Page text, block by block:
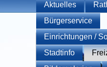
Aktuelles
Bürgerservice
Einrichtungen /
Stadtinfo